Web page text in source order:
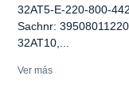
32AT5-E-220-800-
Sachnr:
32AT10,...
Ver más